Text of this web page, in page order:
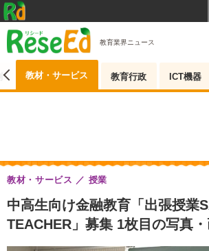
教育業界ニュース
教材・サービス 教育行政 ICT機器
中高生向け金融教育「出張授業
TEACHER」募集 1枚目の写真
教材・サービス 授業